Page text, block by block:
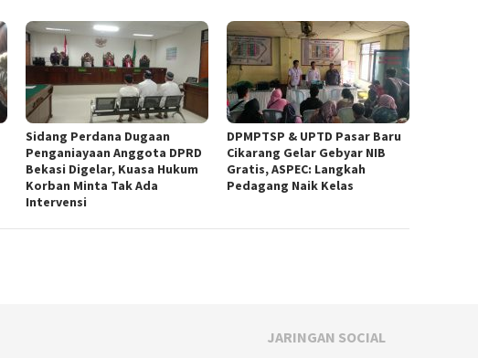
Sidang Perdana Dugaan
Penganiayaan Anggota DPRD
Bekasi Digelar, Kuasa Hukum
Korban Minta Tak Ada
Intervensi
DPMPTSP & UPTD Pasar Baru
Cikarang Gelar Gebyar NIB
Gratis, ASPEC: Langkah
Pedagang Naik Kelas
JARINGAN SOCIAL